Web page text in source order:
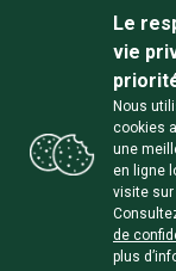
Retirez et réglez
jeudi et vendredi
samedi de 10h00
Chemin des
site Zéro
Le
vie
Nous
cookies
une
en ligne
visite sur
de
plus